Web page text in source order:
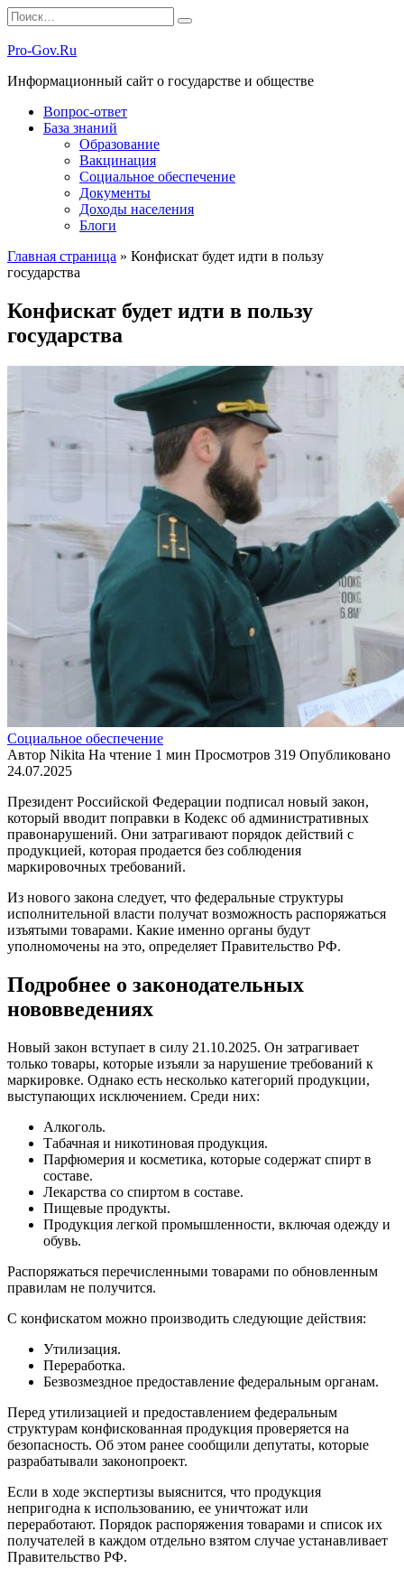
Перейти
к
содержанию
Search
for:
Pro-Gov.Ru
Информационный сайт о государстве и обществе
Вопрос-ответ
База знаний
Образование
Вакцинация
Социальное обеспечение
Документы
Доходы населения
Блоги
Главная страница » Конфискат будет идти в пользу
государства
Конфискат будет идти в пользу
государства
Социальное обеспечение
Автор Nikita На чтение 1 мин Просмотров 319 Опубликовано
24.07.2025
Президент Российской Федерации подписал новый закон,
который вводит поправки в Кодекс об административных
правонарушений. Они затрагивают порядок действий с
продукцией, которая продается без соблюдения
маркировочных требований.
Из нового закона следует, что федеральные структуры
исполнительной власти получат возможность распоряжаться
изъятыми товарами. Какие именно органы будут
уполномочены на это, определяет Правительство РФ.
Подробнее о законодательных
нововведениях
Новый закон вступает в силу 21.10.2025. Он затрагивает
только товары, которые изъяли за нарушение требований к
маркировке. Однако есть несколько категорий продукции,
выступающих исключением. Среди них:
Алкоголь.
Табачная и никотиновая продукция.
Парфюмерия и косметика, которые содержат спирт в
составе.
Лекарства со спиртом в составе.
Пищевые продукты.
Продукция легкой промышленности, включая одежду и
обувь.
Распоряжаться перечисленными товарами по обновленным
правилам не получится.
С конфискатом можно производить следующие действия:
Утилизация.
Переработка.
Безвозмездное предоставление федеральным органам.
Перед утилизацией и предоставлением федеральным
структурам конфискованная продукция проверяется на
безопасность. Об этом ранее сообщили депутаты, которые
разрабатывали законопроект.
Если в ходе экспертизы выяснится, что продукция
непригодна к использованию, ее уничтожат или
переработают. Порядок распоряжения товарами и список их
получателей в каждом отдельно взятом случае устанавливает
Правительство РФ.